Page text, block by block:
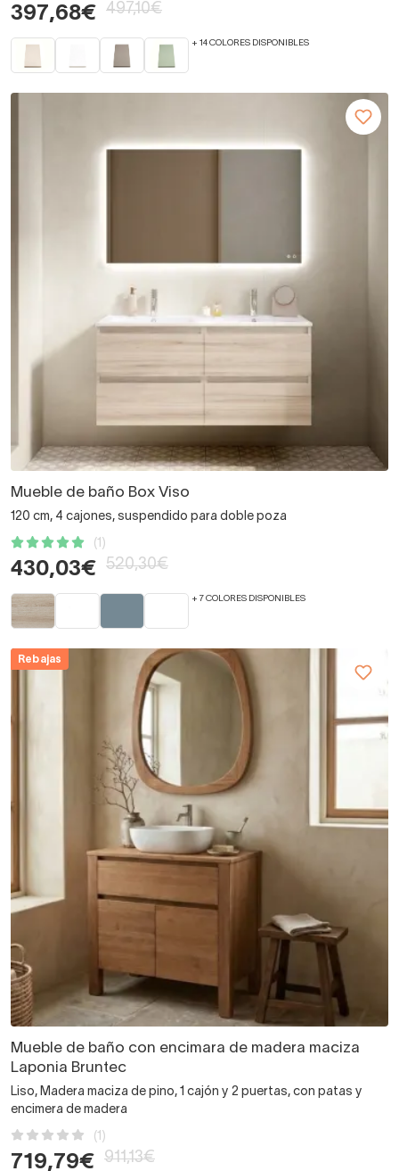
397,68€ 497,10€
+ 14 COLORES DISPONIBLES
Mueble de baño Box Viso
120 cm, 4 cajones, suspendido para doble poza
(1)
430,03€ 520,30€
+ 7 COLORES DISPONIBLES
Rebajas
Mueble de baño con encimara de madera maciza
Laponia Bruntec
Liso, Madera maciza de pino, 1 cajón y 2 puertas, con patas y
encimera de madera
(1)
719,79€ 911,13€